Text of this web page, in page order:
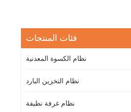
فئات المنتجات
نظام الكسوة المعدنية
نظام التخزين البارد
نظام غرفة نظيفة